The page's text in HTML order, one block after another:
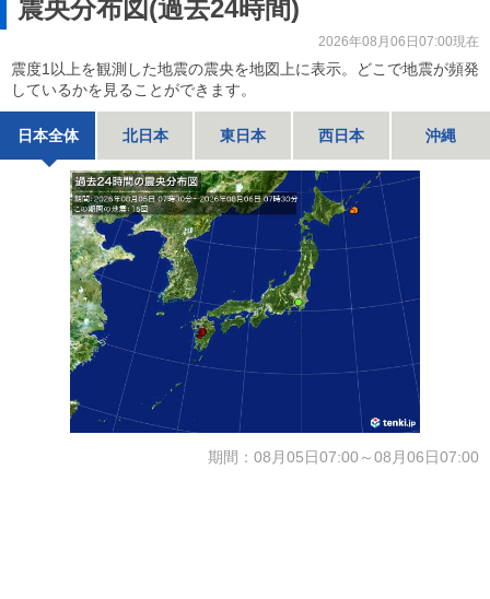
震央分布図(過去24時間)
2026年08月06日07:00現在
震度1以上を観測した地震の震央を地図上に表示。どこで地震が頻発
しているかを見ることができます。
日本全体 北日本 東日本 西日本 沖縄
期間：08月05日07:00～08月06日07:00